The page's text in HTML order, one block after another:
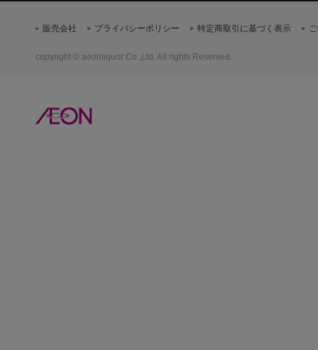
販売会社 プライバシーポリシー 特定商取引に基づく表示
copyright © aeonliquor Co.,Ltd. All rights Reserved.